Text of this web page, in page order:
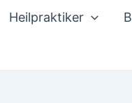
Heilpraktiker